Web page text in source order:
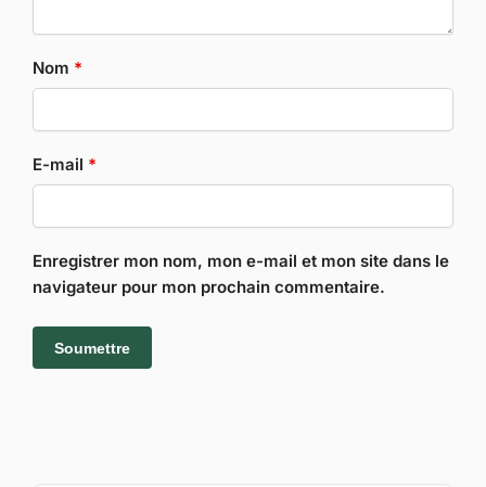
Nom *
E-mail *
Enregistrer mon nom, mon e-mail et mon site dans le
navigateur pour mon prochain commentaire.